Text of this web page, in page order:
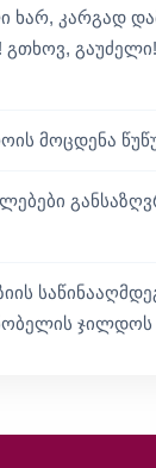
ხარ, კარგად
მოცდენა
ჯილდოს